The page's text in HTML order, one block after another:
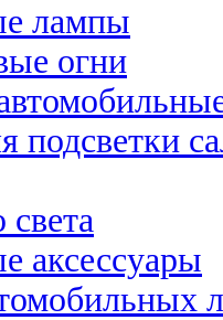
лампы
огни
подсветки
аксессуары